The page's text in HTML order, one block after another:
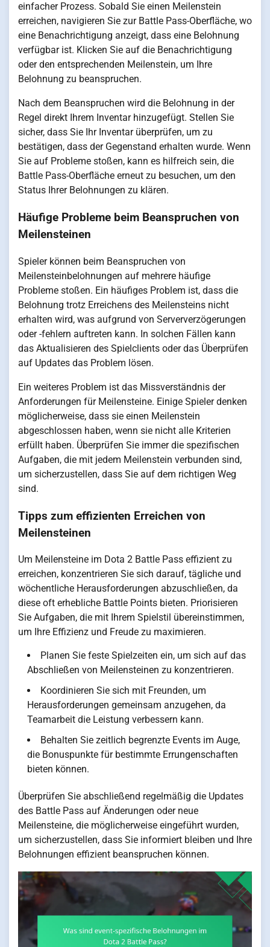
einfacher Prozess. Sobald Sie einen Meilenstein
erreichen, navigieren Sie zur Battle Pass-Oberfläche, wo
eine Benachrichtigung anzeigt, dass eine Belohnung
verfügbar ist. Klicken Sie auf die Benachrichtigung
oder den entsprechenden Meilenstein, um Ihre
Belohnung zu beanspruchen.
Nach dem Beanspruchen wird die Belohnung in der
Regel direkt Ihrem Inventar hinzugefügt. Stellen Sie
sicher, dass Sie Ihr Inventar überprüfen, um zu
bestätigen, dass der Gegenstand erhalten wurde. Wenn
Sie auf Probleme stoßen, kann es hilfreich sein, die
Battle Pass-Oberfläche erneut zu besuchen, um den
Status Ihrer Belohnungen zu klären.
Häufige Probleme beim Beanspruchen von
Meilensteinen
Spieler können beim Beanspruchen von
Meilensteinbelohnungen auf mehrere häufige
Probleme stoßen. Ein häufiges Problem ist, dass die
Belohnung trotz Erreichens des Meilensteins nicht
erhalten wird, was aufgrund von Serververzögerungen
oder -fehlern auftreten kann. In solchen Fällen kann
das Aktualisieren des Spielclients oder das Überprüfen
auf Updates das Problem lösen.
Ein weiteres Problem ist das Missverständnis der
Anforderungen für Meilensteine. Einige Spieler denken
möglicherweise, dass sie einen Meilenstein
abgeschlossen haben, wenn sie nicht alle Kriterien
erfüllt haben. Überprüfen Sie immer die spezifischen
Aufgaben, die mit jedem Meilenstein verbunden sind,
um sicherzustellen, dass Sie auf dem richtigen Weg
sind.
Tipps zum effizienten Erreichen von
Meilensteinen
Um Meilensteine im Dota 2 Battle Pass effizient zu
erreichen, konzentrieren Sie sich darauf, tägliche und
wöchentliche Herausforderungen abzuschließen, da
diese oft erhebliche Battle Points bieten. Priorisieren
Sie Aufgaben, die mit Ihrem Spielstil übereinstimmen,
um Ihre Effizienz und Freude zu maximieren.
Planen Sie feste Spielzeiten ein, um sich auf das
Abschließen von Meilensteinen zu konzentrieren.
Koordinieren Sie sich mit Freunden, um
Herausforderungen gemeinsam anzugehen, da
Teamarbeit die Leistung verbessern kann.
Behalten Sie zeitlich begrenzte Events im Auge,
die Bonuspunkte für bestimmte Errungenschaften
bieten können.
Überprüfen Sie abschließend regelmäßig die Updates
des Battle Pass auf Änderungen oder neue
Meilensteine, die möglicherweise eingeführt wurden,
um sicherzustellen, dass Sie informiert bleiben und Ihre
Belohnungen effizient beanspruchen können.